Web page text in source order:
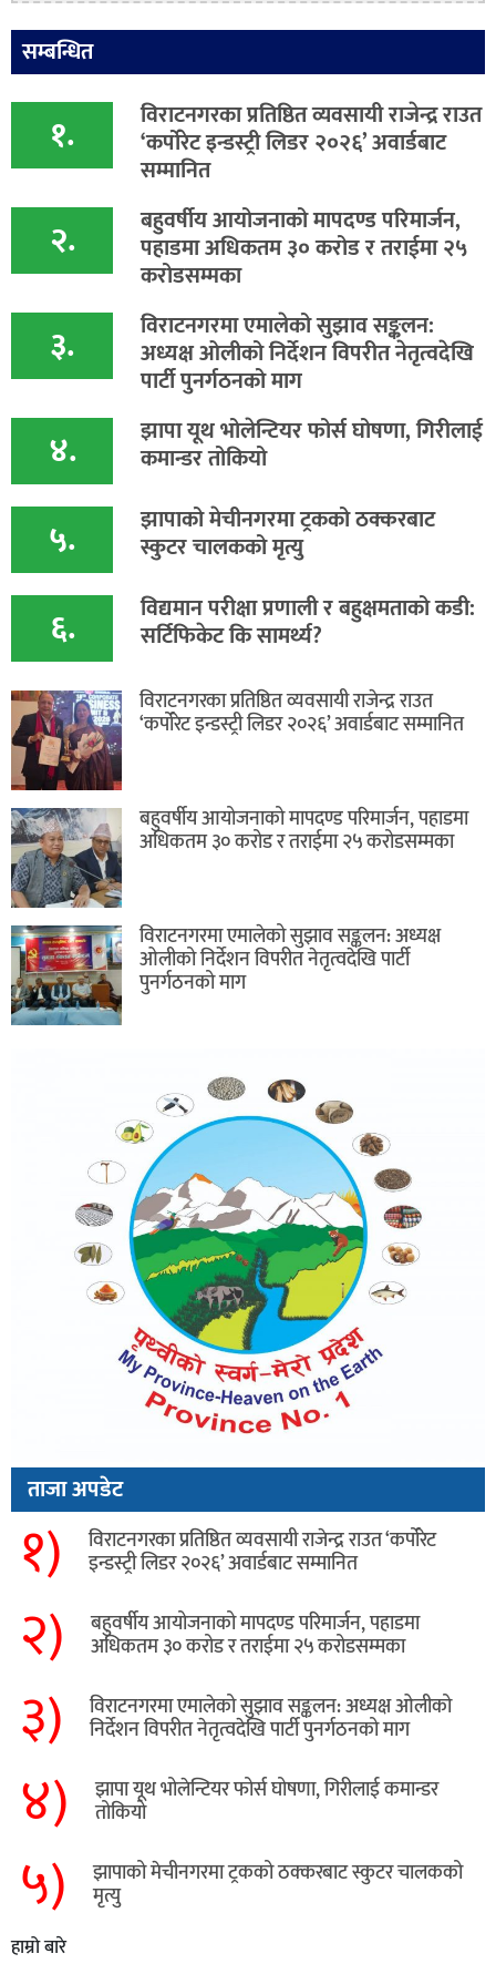
सम्बन्धित
१. विराटनगरका प्रतिष्ठित व्यवसायी राजेन्द्र राउत
‘कर्पोरेट इन्डस्ट्री लिडर २०२६’ अवार्डबाट
सम्मानित
२. बहुवर्षीय आयोजनाको मापदण्ड परिमार्जन,
पहाडमा अधिकतम ३० करोड र तराईमा २५
करोडसम्मका
३. विराटनगरमा एमालेको सुझाव सङ्कलन:
अध्यक्ष ओलीको निर्देशन विपरीत नेतृत्वदेखि
पार्टी पुनर्गठनको माग
४. झापा यूथ भोलेन्टियर फोर्स घोषणा, गिरीलाई
कमान्डर तोकियो
५. ​झापाको मेचीनगरमा ट्रकको ठक्करबाट
स्कुटर चालकको मृत्यु
६. विद्यमान परीक्षा प्रणाली र बहुक्षमताको कडी:
सर्टिफिकेट कि सामर्थ्य?
विराटनगरका प्रतिष्ठित व्यवसायी राजेन्द्र राउत
‘कर्पोरेट इन्डस्ट्री लिडर २०२६’ अवार्डबाट सम्मानित
बहुवर्षीय आयोजनाको मापदण्ड परिमार्जन, पहाडमा
अधिकतम ३० करोड र तराईमा २५ करोडसम्मका
विराटनगरमा एमालेको सुझाव सङ्कलन: अध्यक्ष
ओलीको निर्देशन विपरीत नेतृत्वदेखि पार्टी
पुनर्गठनको माग
ताजा अपडेट
१) विराटनगरका प्रतिष्ठित व्यवसायी राजेन्द्र राउत ‘कर्पोरेट
इन्डस्ट्री लिडर २०२६’ अवार्डबाट सम्मानित
२) बहुवर्षीय आयोजनाको मापदण्ड परिमार्जन, पहाडमा
अधिकतम ३० करोड र तराईमा २५ करोडसम्मका
३) विराटनगरमा एमालेको सुझाव सङ्कलन: अध्यक्ष ओलीको
निर्देशन विपरीत नेतृत्वदेखि पार्टी पुनर्गठनको माग
४) झापा यूथ भोलेन्टियर फोर्स घोषणा, गिरीलाई कमान्डर
तोकियो
५) ​झापाको मेचीनगरमा ट्रकको ठक्करबाट स्कुटर चालकको
मृत्यु
हाम्रो बारे